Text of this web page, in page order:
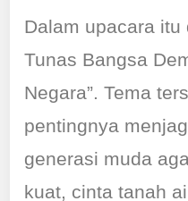
Dalam upacara itu
Tunas Bangsa
Negara”. Tema
pentingnya
generasi muda
kuat, cinta tanah